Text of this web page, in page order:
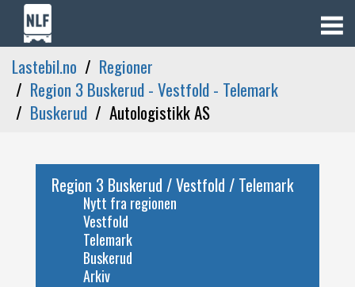
Lastebil.no
Regioner
Region 3 Buskerud - Vestfold - Telemark
Buskerud
Autologistikk AS
Region 3 Buskerud / Vestfold / Telemark
Nytt fra regionen
Vestfold
Telemark
Buskerud
Arkiv